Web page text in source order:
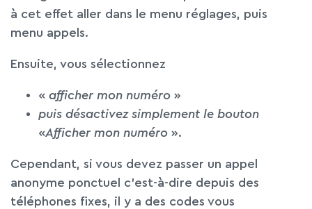
à cet effet aller dans le menu réglages, puis
menu appels.
Ensuite, vous sélectionnez
« afficher mon numéro »
puis désactivez simplement le bouton
«Afficher mon numéro ».
Cependant, si vous devez passer un appel
anonyme ponctuel c’est-à-dire depuis des
téléphones fixes, il y a des codes vous